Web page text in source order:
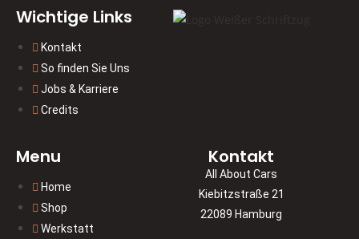
Wichtige Links
Kontakt
So finden Sie Uns
Jobs & Karriere
Credits
Menu
Home
Shop
Werkstatt
Kontakt
All About Cars
Kiebitzstraße 21
22089 Hamburg